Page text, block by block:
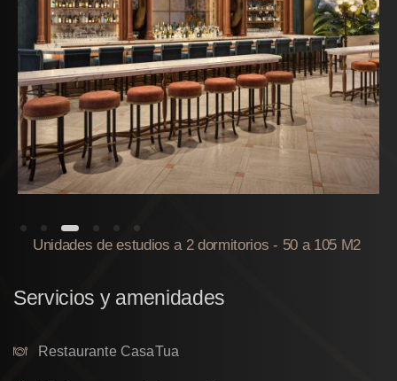
Unidades de estudios a 2 dormitorios - 50 a 105 M2
Servicios y amenidades
Restaurante CasaTua